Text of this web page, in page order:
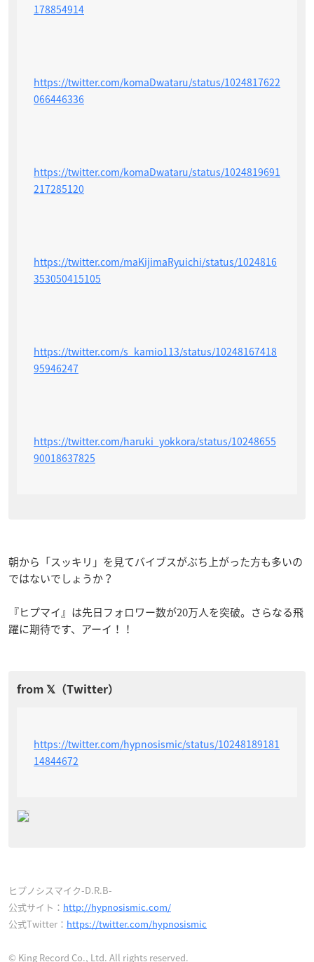
178854914
https://twitter.com/komaDwataru/status/1024817622
066446336
https://twitter.com/komaDwataru/status/1024819691
217285120
https://twitter.com/maKijimaRyuichi/status/1024816
353050415105
https://twitter.com/s_kamio113/status/10248167418
95946247
https://twitter.com/haruki_yokkora/status/10248655
90018637825
朝から「スッキリ」を見てバイブスがぶち上がった方も多いの
ではないでしょうか？
『ヒプマイ』は先日フォロワー数が20万人を突破。さらなる飛
躍に期待です、アーイ！！
https://twitter.com/hypnosismic/status/10248189181
14844672
ヒプノシスマイク-D.R.B-
公式サイト： http://hypnosismic.com/
公式Twitter： https://twitter.com/hypnosismic
© King Record Co., Ltd. All rights reserved.